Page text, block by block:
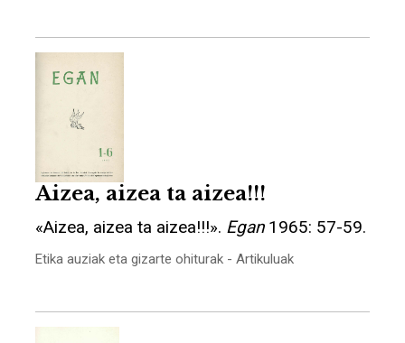
Aizea, aizea ta aizea!!!
«Aizea, aizea ta aizea!!!». Egan1965: 57-59.
Etika auziak eta gizarte ohiturak - Artikuluak